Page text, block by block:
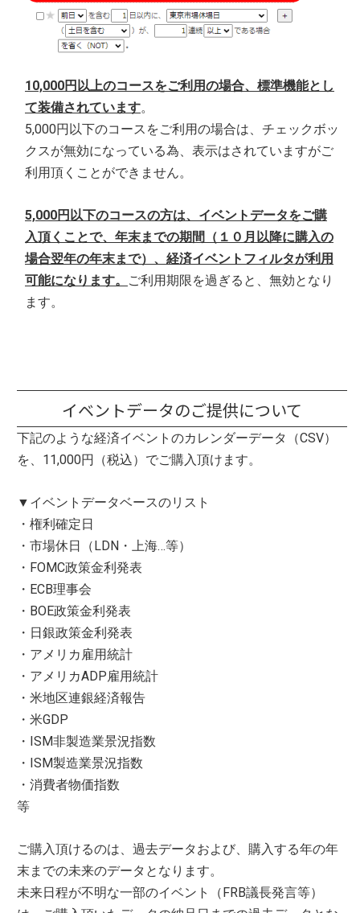
10,000円以上のコースをご利用の場合、標準機能とし
て装備されています。
5,000円以下のコースをご利用の場合は、チェックボッ
クスが無効になっている為、表示はされていますがご
利用頂くことができません。
5,000円以下のコースの方は、イベントデータをご購
入頂くことで、年末までの期間（１０月以降に購入の
場合翌年の年末まで）、経済イベントフィルタが利用
可能になります。
ご利用期限を過ぎると、無効となり
ます。
イベントデータのご提供について
下記のような経済イベントのカレンダーデータ（CSV）
を、11,000円（税込）でご購入頂けます。
▼イベントデータベースのリスト
・権利確定日
・市場休日（LDN・上海…等）
・FOMC政策金利発表
・ECB理事会
・BOE政策金利発表
・日銀政策金利発表
・アメリカ雇用統計
・アメリカADP雇用統計
・米地区連銀経済報告
・米GDP
・ISM非製造業景況指数
・ISM製造業景況指数
・消費者物価指数
等
ご購入頂けるのは、過去データおよび、購入する年の年
末までの未来のデータとなります。
未来日程が不明な一部のイベント（FRB議長発言等）